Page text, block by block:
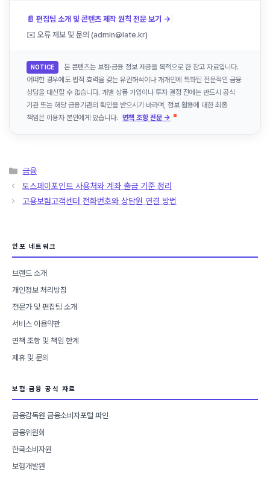
📄 편집팀 소개 및 콘텐츠 제작 원칙 전문 보기 →
✉️ 오류 제보 및 문의 (admin@late.kr)
NOTICE
본 콘텐츠는 보험·금융 정보 제공을 목적으로 한 참고 자료입니다.
어떠한 경우에도 법적 효력을 갖는 유권해석이나 개개인에 특화된 전문적인 금융
상담을 대신할 수 없습니다. 개별 상품 가입이나 투자 결정 전에는 반드시 공식
기관 또는 해당 금융기관의 확인을 받으시기 바라며, 정보 활용에 대한 최종
책임은 이용자 본인에게 있습니다. 면책 조항 전문 →
카
테
리
금융
토스페이포인트 사용처와 계좌 출금 기준 정리
고용보험고객센터 전화번호와 상담원 연결 방법
인포 네트워크
브랜드 소개
개인정보 처리방침
전문가 및 편집팀 소개
서비스 이용약관
면책 조항 및 책임 한계
제휴 및 문의
보험·금융 공식 자료
금융감독원 금융소비자포털 파인
금융위원회
한국소비자원
보험개발원